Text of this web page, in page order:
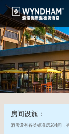
房间设施：
酒店设有各类标准房284间，